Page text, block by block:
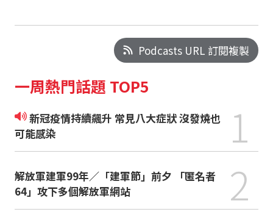
Podcasts URL 訂閱複製
一周熱門話題 TOP5
新冠疫情持續飆升 常見八大症狀 沒發燒也
可能感染
1
解放軍建軍99年／「建軍節」前夕 「匿名者
64」攻下多個解放軍網站
2